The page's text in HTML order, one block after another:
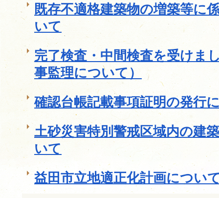
既存不適格建築物の増築等に
いて
完了検査・中間検査を受けま
事監理について）
確認台帳記載事項証明の発行
土砂災害特別警戒区域内の建
いて
益田市立地適正化計画につい